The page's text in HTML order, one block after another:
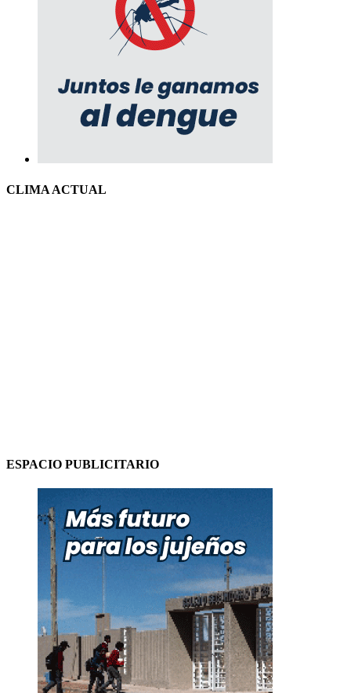
CLIMA ACTUAL
ESPACIO PUBLICITARIO